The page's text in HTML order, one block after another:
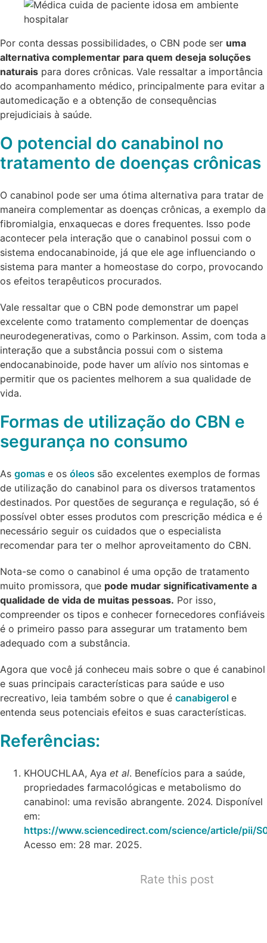
Por conta dessas possibilidades, o CBN pode ser uma
alternativa complementar para quem deseja soluções
naturais para dores crônicas. Vale ressaltar a importância
do acompanhamento médico, principalmente para evitar a
automedicação e a obtenção de consequências
prejudiciais à saúde.
O potencial do canabinol no
tratamento de doenças crônicas
O canabinol pode ser uma ótima alternativa para tratar de
maneira complementar as doenças crônicas, a exemplo da
fibromialgia, enxaquecas e dores frequentes. Isso pode
acontecer pela interação que o canabinol possui com o
sistema endocanabinoide, já que ele age influenciando o
sistema para manter a homeostase do corpo, provocando
os efeitos terapêuticos procurados.
Vale ressaltar que o CBN pode demonstrar um papel
excelente como tratamento complementar de doenças
neurodegenerativas, como o Parkinson. Assim, com toda a
interação que a substância possui com o sistema
endocanabinoide, pode haver um alívio nos sintomas e
permitir que os pacientes melhorem a sua qualidade de
vida.
Formas de utilização do CBN e
segurança no consumo
As gomas e os óleos são excelentes exemplos de formas
de utilização do canabinol para os diversos tratamentos
destinados. Por questões de segurança e regulação, só é
possível obter esses produtos com prescrição médica e é
necessário seguir os cuidados que o especialista
recomendar para ter o melhor aproveitamento do CBN.
Nota-se como o canabinol é uma opção de tratamento
muito promissora, que pode mudar significativamente a
qualidade de vida de muitas pessoas. Por isso,
compreender os tipos e conhecer fornecedores confiáveis
é o primeiro passo para assegurar um tratamento bem
adequado com a substância.
Agora que você já conheceu mais sobre o que é canabinol
e suas principais características para saúde e uso
recreativo, leia também sobre o que é canabigerol e
entenda seus potenciais efeitos e suas características.
Referências:
KHOUCHLAA, Aya et al. Benefícios para a saúde,
propriedades farmacológicas e metabolismo do
canabinol: uma revisão abrangente. 2024. Disponível
em:
https://www.sciencedirect.com/science/article/pii/
Acesso em: 28 mar. 2025.
Rate this post